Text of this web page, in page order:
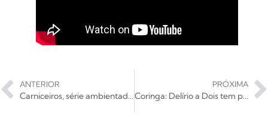
ANTERIOR
Carniceiros, série ambientada no coração da caatinga, estreia dia 17
PRÓXIMA
Coringa: Delírio a Dois tem primeiro trailer revelado; assista!